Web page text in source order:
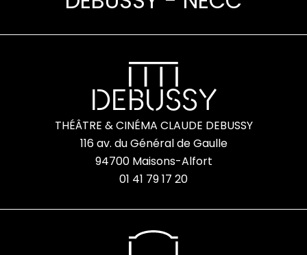
DEBUSSY
THÉÂTRE & CINÉMA CLAUDE DEBUSSY
116 av. du Général de Gaulle
94700 Maisons-Alfort
01 41 79 17 20